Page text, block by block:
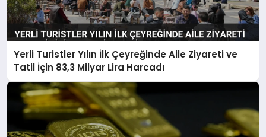
Yerli Turistler Yılın İlk Çeyreğinde Aile Ziyareti ve
Tatil İçin 83,3 Milyar Lira Harcadı